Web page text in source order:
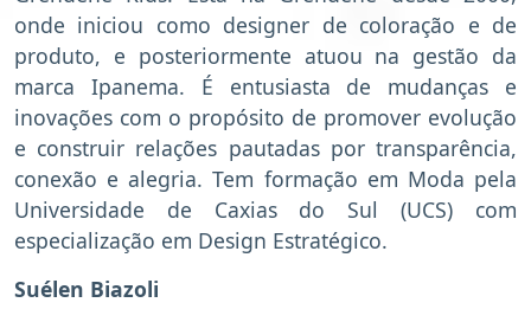
onde iniciou como designer de coloração e de
produto, e posteriormente atuou na gestão da
marca Ipanema. É entusiasta de mudanças e
inovações com o propósito de promover evolução
e construir relações pautadas por transparência,
conexão e alegria. Tem formação em Moda pela
Universidade de Caxias do Sul (UCS) com
especialização em Design Estratégico.
Suélen Biazoli